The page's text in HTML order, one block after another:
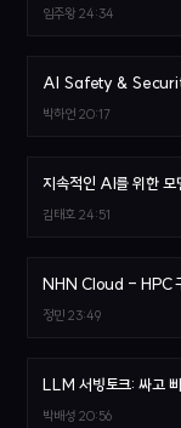
임주왕 24:34
AI Safety &
박하언 20:17
지속적인 AI를 위한 모
김태호 24:51
NHN Cloud - HPC
정민 23:49
LLM 서빙토크: 싸고
박배성 20:56